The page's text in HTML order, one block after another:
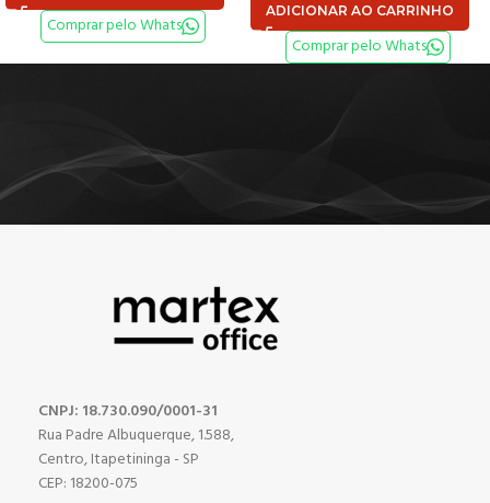
Comprar pelo Whats
ADICIONAR AO CARRINHO
Comprar pelo Whats
CNPJ: 18.730.090/0001-31
Rua Padre Albuquerque, 1.588,
Centro, Itapetininga - SP
CEP: 18200-075